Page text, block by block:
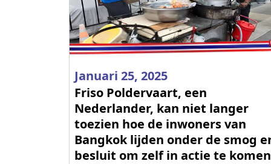
Januari 25, 2025
Friso Poldervaart, een
Nederlander, kan niet langer
toezien hoe de inwoners van
Bangkok lijden onder de smog
besluit om zelf in actie te